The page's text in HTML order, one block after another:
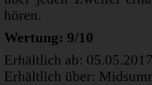
hören.
Wertung: 9/10
Erhältlich ab: 05.05.2017
Erhältlich über: